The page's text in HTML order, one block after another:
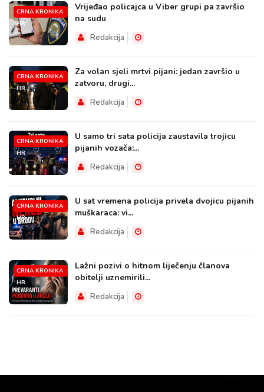
CRNA KRONIKA
HR
Vrijeđao policajca u Viber grupi pa završio
na sudu
Redakcija
CRNA KRONIKA
HR
Za volan sjeli mrtvi pijani: jedan završio u
zatvoru, drugi...
Redakcija
CRNA KRONIKA
HR
U samo tri sata policija zaustavila trojicu
pijanih vozača:...
Redakcija
CRNA KRONIKA
HR
U sat vremena policija privela dvojicu pijanih
muškaraca: vi...
Redakcija
CRNA KRONIKA
HR
Lažni pozivi o hitnom liječenju članova
obitelji uznemirili...
Redakcija